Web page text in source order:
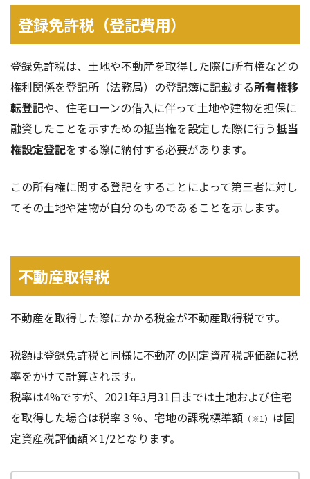
登録免許税（登記費用）
登録免許税は、土地や不動産を取得した際に所有権などの
権利関係を登記所（法務局）の登記簿に記載する所有権移
転登記や、住宅ローンの借入に伴って土地や建物を担保に
融資したことを示すための抵当権を設定した際に行う抵当
権設定登記をする際に納付する必要があります。
この所有権に関する登記をすることによって第三者に対し
てその土地や建物が自分のものであることを示します。
不動産取得税
不動産を取得した際にかかる税金が不動産取得税です。
税額は登録免許税と同様に不動産の固定資産税評価額に税
率をかけて計算されます。
税率は4%ですが、2021年3月31日までは土地および住宅
を取得した場合は税率３％、宅地の課税標準額 （※1） は固
定資産税評価額×1/2となります。